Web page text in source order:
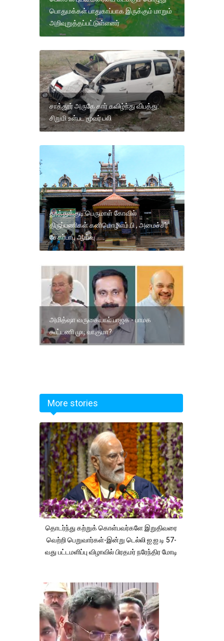
பொதுமக்கள் பாதுகாப்பாக இருக்கும் மாறும்
அறிவுறுத்தப்பட்டுள்ளனர்
சாத்தூர் அருகே கார் கவிழ்ந்து விபத்து:
சிறுமி உள்பட மூவர் பலி
தூத்துக்குடி பெருமாள் கோவில்
திருப்பணிகள் கனிமொழிஎம்.பி , அமைச்சர்
சேகர்பாபு ஆய்வு
அமித்ஷா வருகையால் பாஜக - பாமக
கூட்டணி முடிவாகுமா?
More stories
தொடர்ந்து கற்றுக் கொள்பவர்களே இறுதிவரை
வெற்றி பெறுவார்கள்-இன்று டெல்லி ஐ.ஐ.டி 57-
வது பட்டமளிப்பு விழாவில் பிரதமர் நரேந்திர மோடி